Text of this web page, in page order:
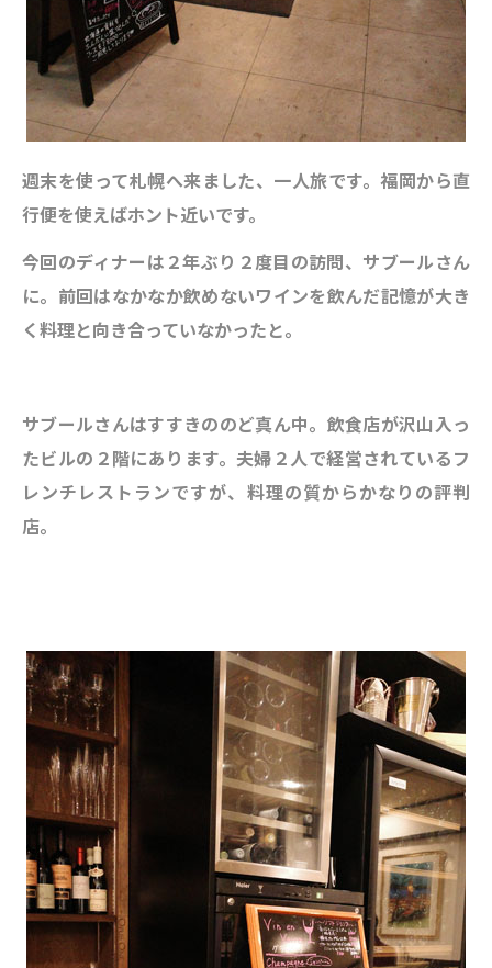
週末を使って札幌へ来ました、一人旅です。福岡から直
行便を使えばホント近いです。
今回のディナーは２年ぶり２度目の訪問、サブールさん
に。前回はなかなか飲めないワインを飲んだ記憶が大き
く料理と向き合っていなかったと。
サブールさんはすすきののど真ん中。飲食店が沢山入っ
たビルの２階にあります。夫婦２人で経営されているフ
レンチレストランですが、料理の質からかなりの評判
店。